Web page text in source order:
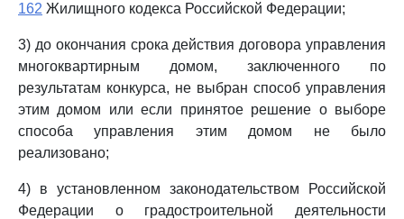
162 Жилищного кодекса Российской Федерации;
3) до окончания срока действия договора управления
многоквартирным домом, заключенного по
результатам конкурса, не выбран способ управления
этим домом или если принятое решение о выборе
способа управления этим домом не было
реализовано;
4) в установленном законодательством Российской
Федерации о градостроительной деятельности